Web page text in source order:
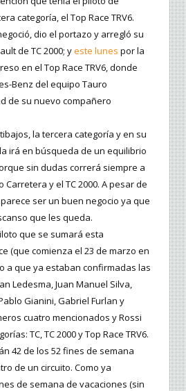
categoría, el Top Race TRV6.
dio el portazo y arregló su
de TC 2000; yeste lunes por la
en el Top Race TRV6, donde
Benz del equipo Tauro
de su nuevo compañero
la tercera categoría y en su
irá en búsqueda de un equilibrio
sin dudas correrá siempre a
y el TC 2000. A pesar de
ser un buen negocio ya que
que les queda.
que se sumará esta
(que comienza el 23 de marzo en
a que ya estaban confirmadas las
Ledesma, Juan Manuel Silva,
Gianini, Gabriel Furlan y
cuatro mencionados y Rossi
TC, TC 2000 y Top Race TRV6.
42 de los 52 fines de semana
de un circuito. Como ya
de semana de vacaciones (sin